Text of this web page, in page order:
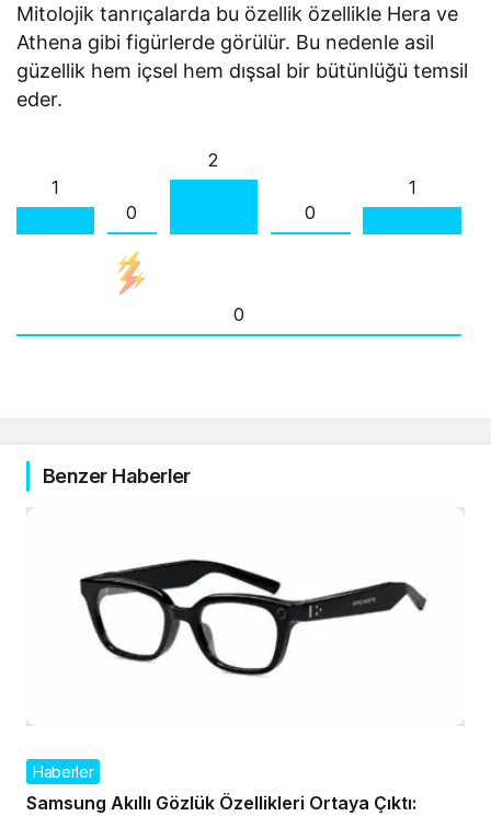
Mitolojik tanrıçalarda bu özellik özellikle Hera ve
Athena gibi figürlerde görülür. Bu nedenle asil
güzellik hem içsel hem dışsal bir bütünlüğü temsil
eder.
1
0
2
0
1
0
Benzer Haberler
Haberler
Samsung Akıllı Gözlük Özellikleri Ortaya Çıktı: